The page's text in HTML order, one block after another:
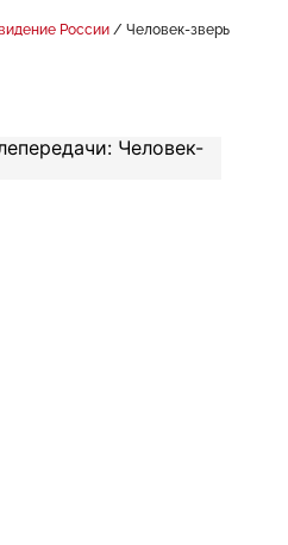
России Человек-зверь